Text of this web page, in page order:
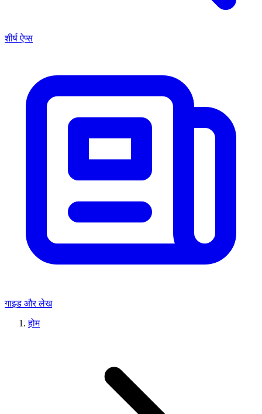
शीर्ष ऐप्स
गाइड और लेख
होम